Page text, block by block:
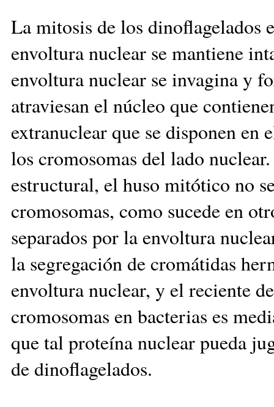
La mitosis de los dinoflagelados
envoltura nuclear se mantiene
envoltura nuclear se invagina y
atraviesan el núcleo que
extranuclear que se disponen en
los cromosomas del lado
estructural, el huso mitótico no
cromosomas, como sucede en
separados por la envoltura
la segregación de cromátidas
envoltura nuclear, y el reciente
cromosomas en bacterias es
que tal proteína nuclear pueda
de dinoflagelados.